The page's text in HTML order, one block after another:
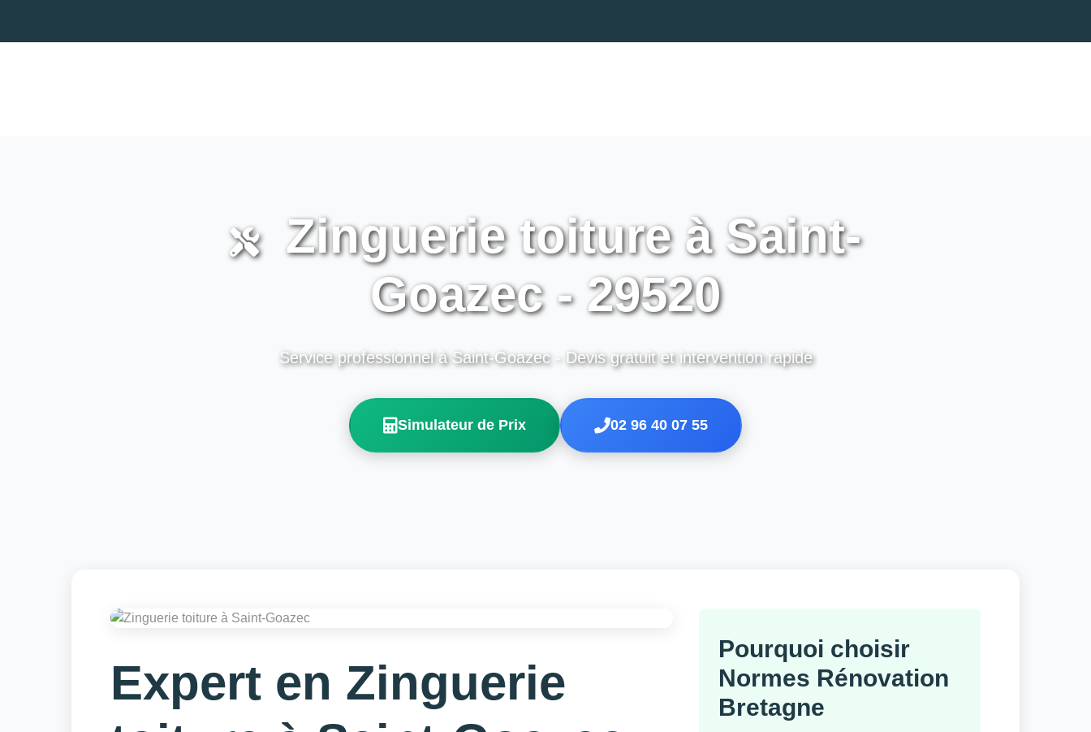
Zinguerie toiture à Saint-
Goazec - 29520
Service professionnel à Saint-Goazec - Devis gratuit et intervention rapide
Simulateur de Prix 02 96 40 07 55
Expert en Zinguerie
Pourquoi choisir
Normes Rénovation
Bretagne